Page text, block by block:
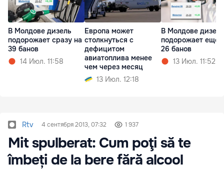
В Молдове дизель
подорожает сразу на
39 банов
14 Июл. 11:58
Европа может
столкнуться с
дефицитом
авиатоплива менее
чем через месяц
13 Июл. 12:18
В Молдове дизель
подорожает еще
26 банов
13 Июл. 11:52
Rtv 4 сентября 2013, 07:32 1 937
Mit spulberat: Cum poţi să te
îmbeți de la bere fără alcool